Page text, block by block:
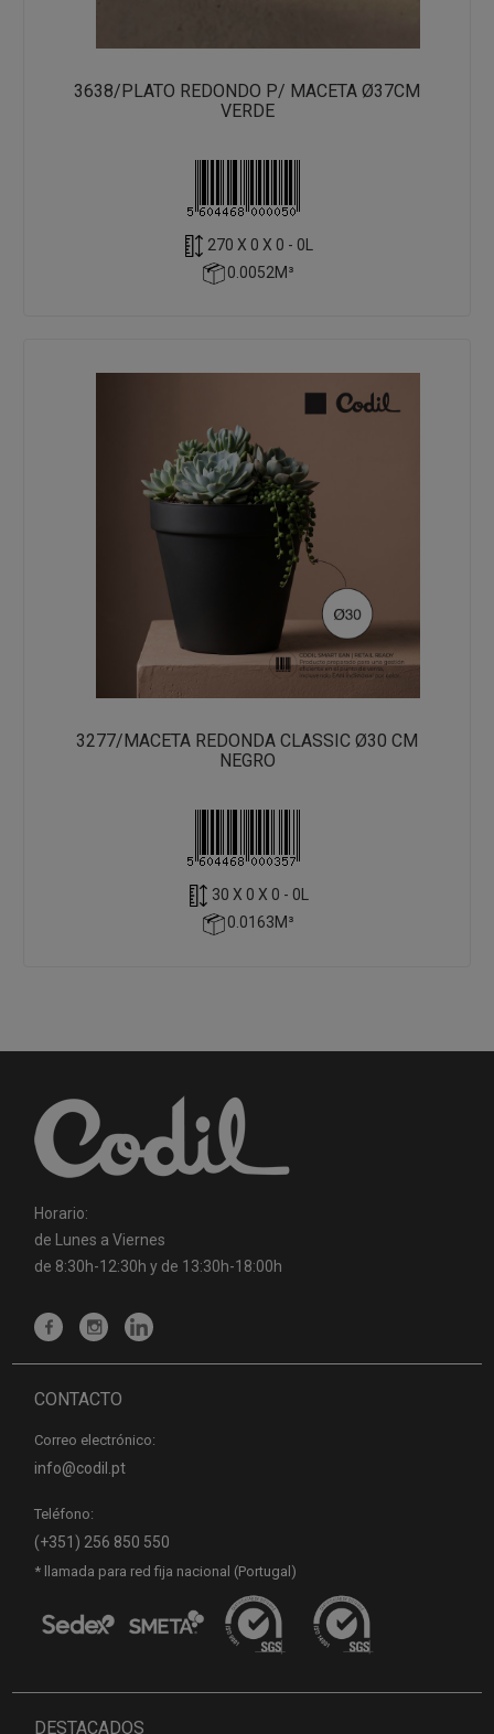
3638/PLATO REDONDO P/ MACETA Ø37CM
VERDE
270 X 0 X 0 - 0L
0.0052M³
3277/MACETA REDONDA CLASSIC Ø30 CM
NEGRO
30 X 0 X 0 - 0L
0.0163M³
Horario:
de Lunes a Viernes
de 8:30h-12:30h y de 13:30h-18:00h
CONTACTO
Correo electrónico:
info@codil.pt
Teléfono:
(+351) 256 850 550
* llamada para red fija nacional (Portugal)
DESTACADOS